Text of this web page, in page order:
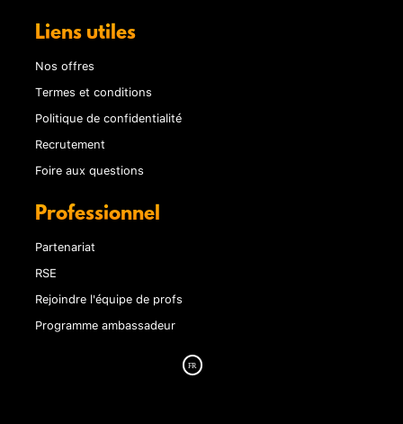
Liens utiles
Nos offres
Termes et conditions
Politique de confidentialité
Recrutement
Foire aux questions
Professionnel
Partenariat
RSE
Rejoindre l'équipe de profs
Programme ambassadeur